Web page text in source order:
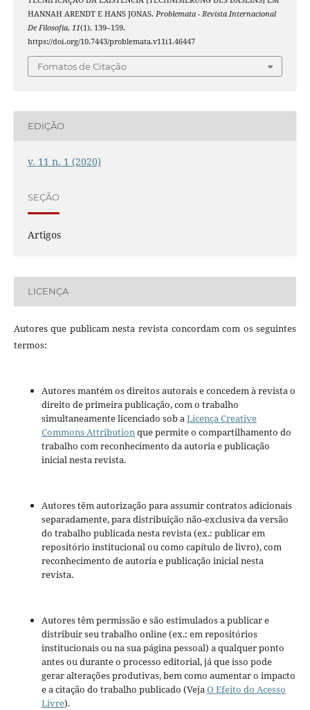
HANNAH ARENDT E HANS JONAS. Problemata - Revista Internacional
De Filosofia, 11(1), 139–159.
https://doi.org/10.7443/problemata.v11i1.46447
Fomatos de Citação
EDIÇÃO
v. 11 n. 1 (2020)
SEÇÃO
Artigos
LICENÇA
Autores que publicam nesta revista concordam com os seguintes
termos:
Autores mantém os direitos autorais e concedem à revista o
direito de primeira publicação, com o trabalho
simultaneamente licenciado sob aLicença Creative
Commons Attributionque permite o compartilhamento do
trabalho com reconhecimento da autoria e publicação
inicial nesta revista.
Autores têm autorização para assumir contratos adicionais
separadamente, para distribuição não-exclusiva da versão
do trabalho publicada nesta revista (ex.: publicar em
repositório institucional ou como capítulo de livro), com
reconhecimento de autoria e publicação inicial nesta
revista.
Autores têm permissão e são estimulados a publicar e
distribuir seu trabalho online (ex.: em repositórios
institucionais ou na sua página pessoal) a qualquer ponto
antes ou durante o processo editorial, já que isso pode
gerar alterações produtivas, bem como aumentar o impacto
e a citação do trabalho publicado (VejaO Efeito do Acesso
Livre).